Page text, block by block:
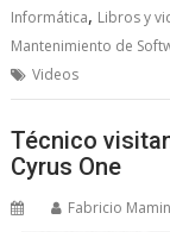
Informática, Libros y
Mantenimiento de
Videos
Técnico
Cyrus One
Fabricio